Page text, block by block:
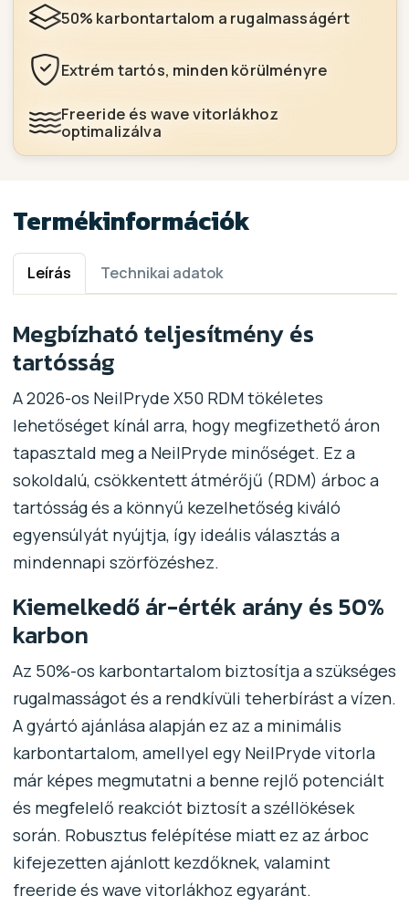
50% karbontartalom a rugalmasságért
Extrém tartós, minden körülményre
Freeride és wave vitorlákhoz
optimalizálva
Termékinformációk
Leírás Technikai adatok
Megbízható teljesítmény és
tartósság
A 2026-os NeilPryde X50 RDM tökéletes
lehetőséget kínál arra, hogy megfizethető áron
tapasztald meg a NeilPryde minőséget. Ez a
sokoldalú, csökkentett átmérőjű (RDM) árboc a
tartósság és a könnyű kezelhetőség kiváló
egyensúlyát nyújtja, így ideális választás a
mindennapi szörfözéshez.
Kiemelkedő ár-érték arány és 50%
karbon
Az 50%-os karbontartalom biztosítja a szükséges
rugalmasságot és a rendkívüli teherbírást a vízen.
A gyártó ajánlása alapján ez az a minimális
karbontartalom, amellyel egy NeilPryde vitorla
már képes megmutatni a benne rejlő potenciált
és megfelelő reakciót biztosít a széllökések
során. Robusztus felépítése miatt ez az árboc
kifejezetten ajánlott kezdőknek, valamint
freeride és wave vitorlákhoz egyaránt.